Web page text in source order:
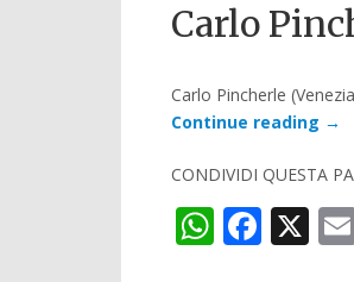
Carlo
Carlo Pincherle
Continue reading →
CONDIVIDI QUESTA
X